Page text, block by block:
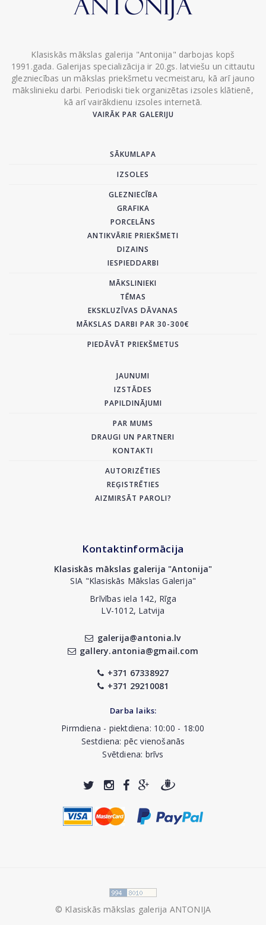
Klasiskās mākslas galerija "Antonija" darbojas kopš
1991.gada. Galerijas specializācija ir 20.gs. latviešu un cittautu
glezniecības un mākslas priekšmetu vecmeistaru, kā arī jauno
mākslinieku darbi. Periodiski tiek organizētas izsoles klātienē,
kā arī vairākdienu izsoles internetā.
VAIRĀK PAR GALERIJU
SĀKUMLAPA
IZSOLES
GLEZNIECĪBA
GRAFIKA
PORCELĀNS
ANTIKVĀRIE PRIEKŠMETI
DIZAINS
IESPIEDDARBI
MĀKSLINIEKI
TĒMAS
EKSKLUZĪVAS DĀVANAS
MĀKSLAS DARBI PAR 30-300€
PIEDĀVĀT PRIEKŠMETUS
JAUNUMI
IZSTĀDES
PAPILDINĀJUMI
PAR MUMS
DRAUGI UN PARTNERI
KONTAKTI
AUTORIZĒTIES
REĢISTRĒTIES
AIZMIRSĀT PAROLI?
Kontaktinformācija
Klasiskās mākslas galerija "Antonija"
SIA "Klasiskās Mākslas Galerija"
Brīvības iela 142, Rīga
LV-1012, Latvija
galerija@antonia.lv
gallery.antonia@gmail.com
+371 67338927
+371 29210081
Darba laiks:
Pirmdiena - piektdiena: 10:00 - 18:00
Sestdiena: pēc vienošanās
Svētdiena: brīvs
© Klasiskās mākslas galerija ANTONIJA